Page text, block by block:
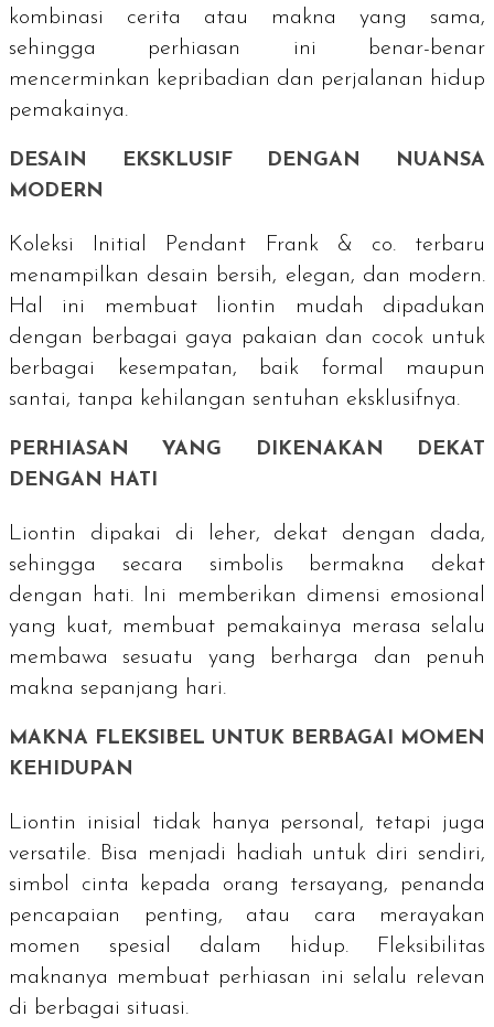
kombinasi cerita atau makna yang sama,
sehingga perhiasan ini benar-benar
mencerminkan kepribadian dan perjalanan hidup
pemakainya.
DESAIN EKSKLUSIF DENGAN NUANSA
MODERN
Koleksi Initial Pendant Frank & co. terbaru
menampilkan desain bersih, elegan, dan modern.
Hal ini membuat liontin mudah dipadukan
dengan berbagai gaya pakaian dan cocok untuk
berbagai kesempatan, baik formal maupun
santai, tanpa kehilangan sentuhan eksklusifnya.
PERHIASAN YANG DIKENAKAN DEKAT
DENGAN HATI
Liontin dipakai di leher, dekat dengan dada,
sehingga secara simbolis bermakna dekat
dengan hati. Ini memberikan dimensi emosional
yang kuat, membuat pemakainya merasa selalu
membawa sesuatu yang berharga dan penuh
makna sepanjang hari.
MAKNA FLEKSIBEL UNTUK BERBAGAI MOMEN
KEHIDUPAN
Liontin inisial tidak hanya personal, tetapi juga
versatile. Bisa menjadi hadiah untuk diri sendiri,
simbol cinta kepada orang tersayang, penanda
pencapaian penting, atau cara merayakan
momen spesial dalam hidup. Fleksibilitas
maknanya membuat perhiasan ini selalu relevan
di berbagai situasi.